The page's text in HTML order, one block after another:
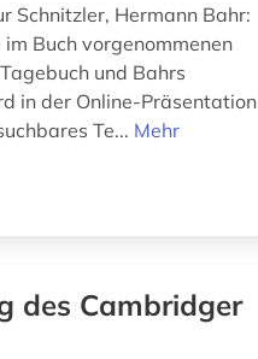
Schnitzler, Hermann Bahr:
Buch vorgenommenen
und Bahrs
in der Online-Präsentation
Te... Mehr
des Cambridger